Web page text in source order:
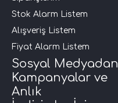
Stok Alarm Listem
Alışveriş Listem
Fiyat Alarm Listem
Sosyal Medyadan
Kampanyalar ve
Anlık